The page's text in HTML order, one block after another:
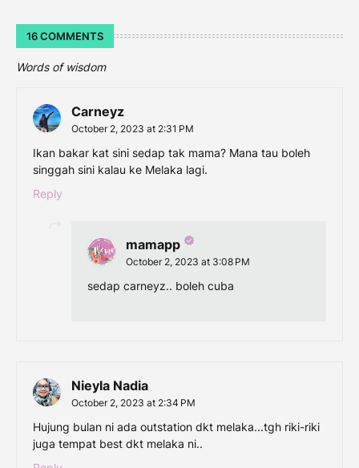
16 COMMENTS
Words of wisdom
Carneyz
October 2, 2023 at 2:31 PM
Ikan bakar kat sini sedap tak mama? Mana tau boleh
singgah sini kalau ke Melaka lagi.
Reply
mamapp
October 2, 2023 at 3:08 PM
sedap carneyz.. boleh cuba
Nieyla Nadia
October 2, 2023 at 2:34 PM
Hujung bulan ni ada outstation dkt melaka...tgh riki-riki
juga tempat best dkt melaka ni..